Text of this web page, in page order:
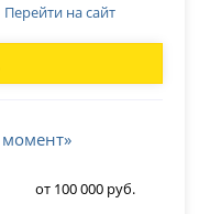
Перейти на сайт
от 100 000 руб.